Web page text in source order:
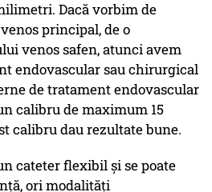
Dacă vorbim de
principal, de o
venos safen, atunci avem
endovascular sau chirurgical
de tratament endovascular
calibru de maximum 15
calibru dau rezultate bune.
cateter flexibil și se poate
ori modalități